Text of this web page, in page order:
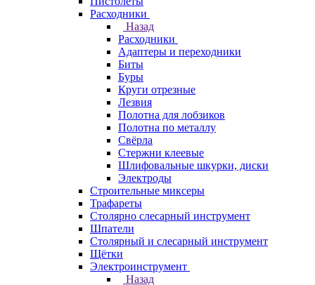
Расходники
Назад
Расходники
Адаптеры и переходники
Биты
Буры
Круги отрезные
Лезвия
Полотна для лобзиков
Полотна по металлу
Свёрла
Стержни клеевые
Шлифовальные шкурки, диски
Электроды
Строительные миксеры
Трафареты
Столярно слесарный инструмент
Шпатели
Столярный и слесарный инструмент
Щётки
Электроинструмент
Назад